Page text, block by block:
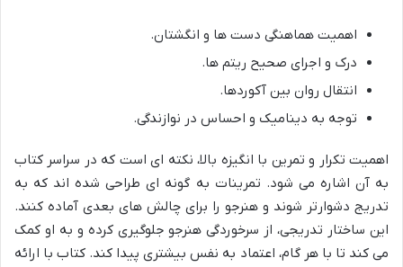
اهمیت هماهنگی دست ها و انگشتان.
درک و اجرای صحیح ریتم ها.
انتقال روان بین آکوردها.
توجه به دینامیک و احساس در نوازندگی.
اهمیت تکرار و تمرین با انگیزه بالا، نکته ای است که در سراسر کتاب
به آن اشاره می شود. تمرینات به گونه ای طراحی شده اند که به
تدریج دشوارتر شوند و هنرجو را برای چالش های بعدی آماده کنند.
این ساختار تدریجی، از سرخوردگی هنرجو جلوگیری کرده و به او کمک
می کند تا با هر گام، اعتماد به نفس بیشتری پیدا کند. کتاب با ارائه